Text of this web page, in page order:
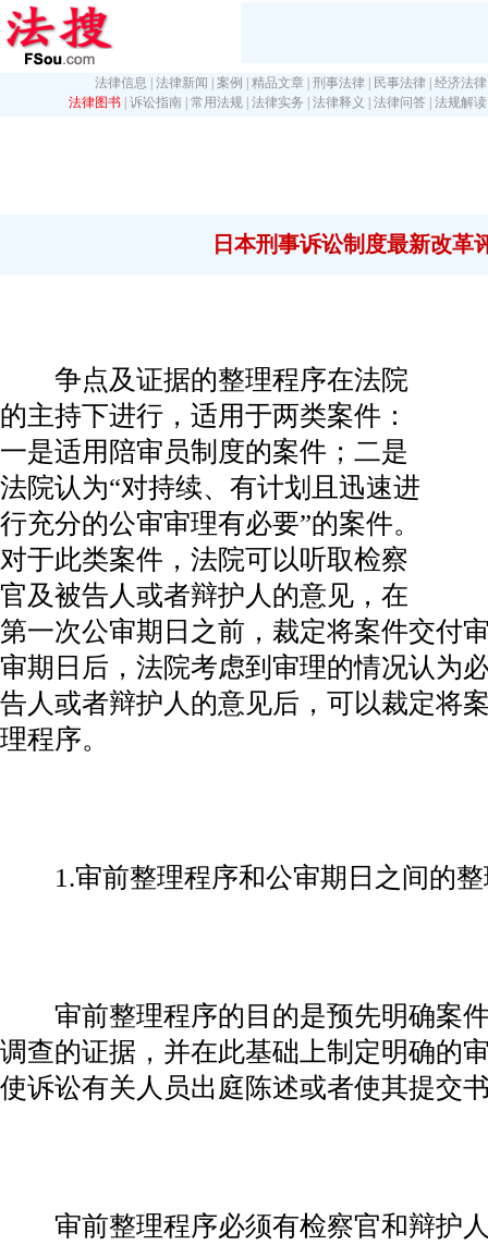
法律信息 法律新闻 案例 精品文章 刑事法律 民事法律 经济法律
法律图书 诉讼指南 常用法规 法律实务 法律释义 法律问答 法规解读
日本刑事诉讼制度最新改革
争点及证据的整理程序在法院
的主持下进行，适用于两类案件：
一是适用陪审员制度的案件；二是
法院认为“对持续、有计划且迅速进
行充分的公审审理有必要”的案件。
对于此类案件，法院可以听取检察
官及被告人或者辩护人的意见，在
第一次公审期日之前，裁定将案件交付
审期日后，法院考虑到审理的情况认为
告人或者辩护人的意见后，可以裁定将
理程序。
1.审前整理程序和公审期日之间的整
审前整理程序的目的是预先明确案件
调查的证据，并在此基础上制定明确的
使诉讼有关人员出庭陈述或者使其提交
审前整理程序必须有检察官和辩护人